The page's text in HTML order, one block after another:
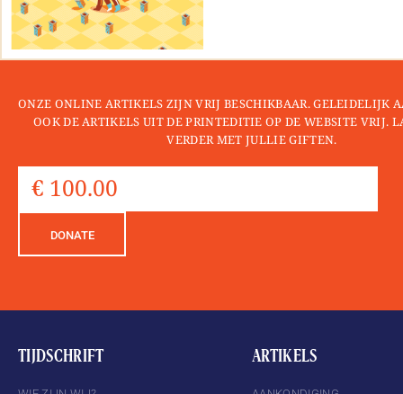
ONZE ONLINE ARTIKELS ZIJN VRIJ BESCHIKBAAR. GELEIDELIJK
OOK DE ARTIKELS UIT DE PRINTEDITIE OP DE WEBSITE VRIJ.
VERDER MET JULLIE GIFTEN.
DONATE
TIJDSCHRIFT ARTIKELS